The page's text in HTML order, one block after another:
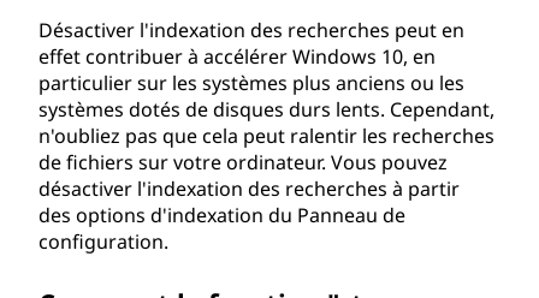
Désactiver l'indexation des recherches peut en
effet contribuer à accélérer Windows 10, en
particulier sur les systèmes plus anciens ou les
systèmes dotés de disques durs lents. Cependant,
n'oubliez pas que cela peut ralentir les recherches
de fichiers sur votre ordinateur. Vous pouvez
désactiver l'indexation des recherches à partir
des options d'indexation du Panneau de
configuration.